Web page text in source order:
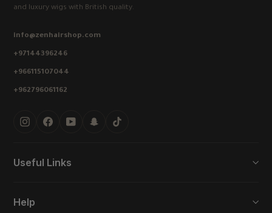
and luxury wigs with British quality.
info@zenhairshop.com
+97144396246
+966115107044
+962796061162
InstagramFacebookYouTubeSnapchatTikTok
Useful Links
Help